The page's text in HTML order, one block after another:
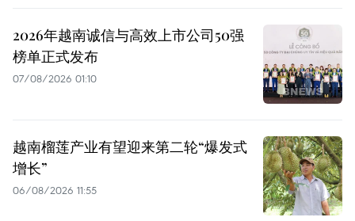
2026年越南诚信与高效上市公司50强
榜单正式发布
07/08/2026 01:10
越南榴莲产业有望迎来第二轮“爆发式
增长”
06/08/2026 11:55